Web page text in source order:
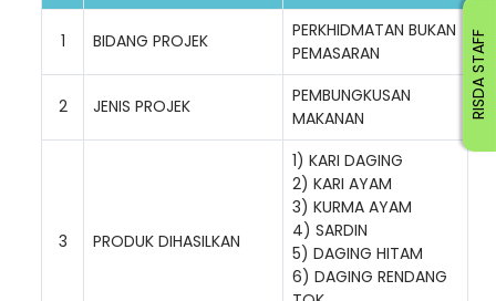
1 BIDANG PROJEK
PERKHIDMATAN BUKAN
PEMASARAN
2 JENIS PROJEK
PEMBUNGKUSAN
MAKANAN
3 PRODUK DIHASILKAN
1) KARI DAGING
2) KARI AYAM
3) KURMA AYAM
4) SARDIN
5) DAGING HITAM
6) DAGING RENDANG
RISDA STAFF